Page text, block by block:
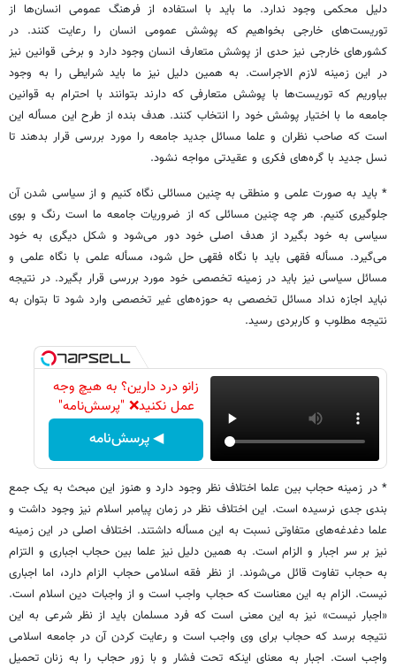
دلیل محکمی وجود ندارد. ما باید با استفاده از فرهنگ عمومی انسان‌ها از
توریست‌های خارجی بخواهیم که پوشش عمومی انسان را رعایت کنند. در
کشورهای خارجی نیز حدی از پوشش متعارف انسان وجود دارد و برخی قوانین نیز
در این زمینه لازم الاجراست. به همین دلیل نیز ما باید شرایطی را به وجود
بیاوریم که توریست‌ها با پوشش متعارفی که دارند بتوانند با احترام به قوانین
جامعه ما با اختیار پوشش خود را انتخاب کنند. هدف بنده از طرح این مسأله این
است که صاحب نظران و علما مسائل جدید جامعه را مورد بررسی قرار بدهند تا
نسل جدید با گره‌های فکری و عقیدتی مواجه نشود.
* باید به صورت علمی و منطقی به چنین مسائلی نگاه کنیم و از سیاسی شدن آن
جلوگیری کنیم. هر چه چنین مسائلی که از ضروریات جامعه ما است رنگ و بوی
سیاسی به خود بگیرد از هدف اصلی خود دور می‌شود و شکل دیگری به خود
می‌گیرد. مسأله فقهی باید با نگاه فقهی حل شود، مسأله علمی با نگاه علمی و
مسائل سیاسی نیز باید در زمینه تخصصی خود مورد بررسی قرار بگیرد. در نتیجه
نباید اجازه نداد مسائل تخصصی به حوزه‌های غیر تخصصی وارد شود تا بتوان به
نتیجه مطلوب و کاربردی رسید.
زانو درد دارین؟ به هیچ وجه
عمل نکنید❌ "پرسش‌نامه"
◀ پرسش‌نامه
* در زمینه حجاب بین علما اختلاف نظر وجود دارد و هنوز این مبحث به یک جمع
بندی جدی نرسیده است. این اختلاف نظر در زمان پیامبر اسلام نیز وجود داشت و
علما دغدغه‌های متفاوتی نسبت به این مسأله داشتند. اختلاف اصلی در این زمینه
نیز بر سر اجبار و الزام است. به همین دلیل نیز علما بین حجاب اجباری و التزام
به حجاب تفاوت قائل می‌شوند. از نظر فقه اسلامی حجاب الزام دارد، اما اجباری
نیست. الزام به این معناست که حجاب واجب است و از واجبات دین اسلام است.
«اجبار نیست» نیز به این معنی است که فرد مسلمان باید از نظر شرعی به این
نتیجه برسد که حجاب برای وی واجب است و رعایت کردن آن در جامعه اسلامی
واجب است. اجبار به معنای اینکه تحت فشار و با زور حجاب را به زنان تحمیل